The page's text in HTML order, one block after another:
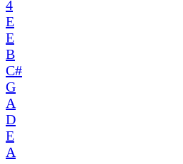
4
E
E
B
C#
G
A
D
E
A